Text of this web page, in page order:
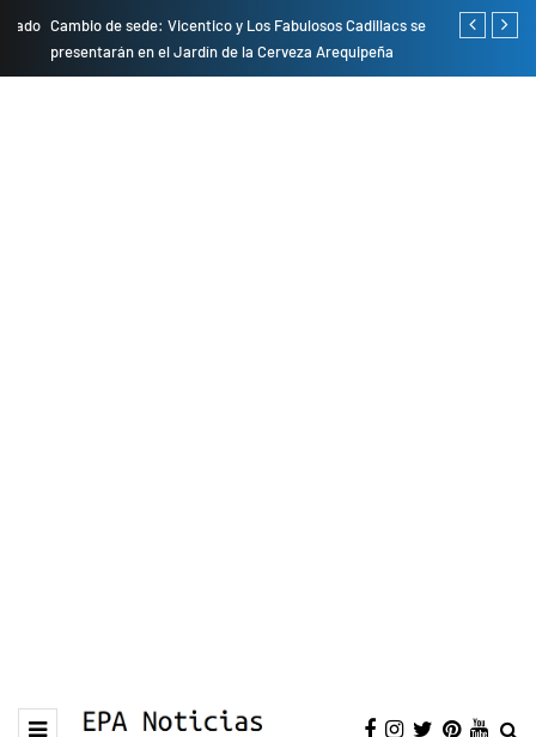
Cambio de sede: Vicentico y Los Fabulosos Cadillacs se
presentarán en el Jardín de la Cerveza Arequipeña
Empresas